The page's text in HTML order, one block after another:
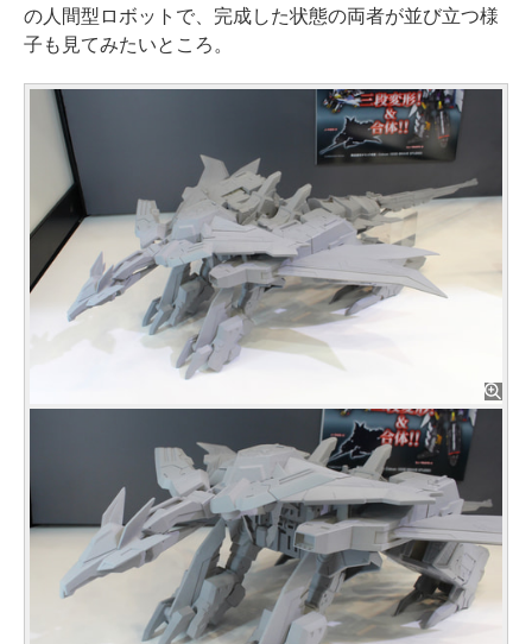
の人間型ロボットで、完成した状態の両者が並び立つ様
子も見てみたいところ。